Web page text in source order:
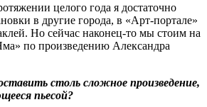
целого года я достаточно
в другие города, в «Арт-портале»
Но сейчас наконец-то мы стоим на
по произведению Александра
столь сложное произведение,
пьесой?